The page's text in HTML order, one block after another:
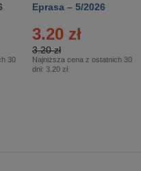
30
Eprasa – 5/2026
3.20 zł
3.20 zł
Najniższa cena z ostatnich 30
dni: 3.20 zł